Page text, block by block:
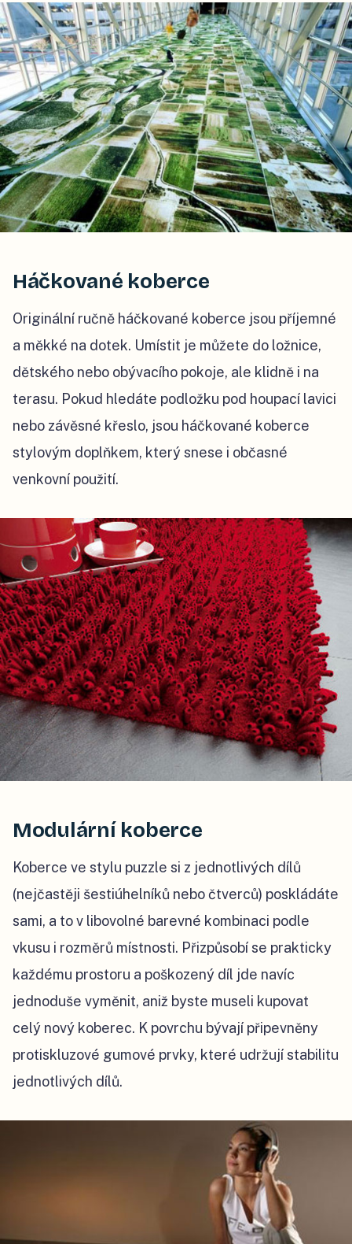
Háčkované koberce
Originální ručně háčkované koberce jsou příjemné
a měkké na dotek. Umístit je můžete do ložnice,
dětského nebo obývacího pokoje, ale klidně i na
terasu. Pokud hledáte podložku pod houpací lavici
nebo závěsné křeslo, jsou háčkované koberce
stylovým doplňkem, který snese i občasné
venkovní použití.
Modulární koberce
Koberce ve stylu puzzle si z jednotlivých dílů
(nejčastěji šestiúhelníků nebo čtverců) poskládáte
sami, a to v libovolné barevné kombinaci podle
vkusu i rozměrů místnosti. Přizpůsobí se prakticky
každému prostoru a poškozený díl jde navíc
jednoduše vyměnit, aniž byste museli kupovat
celý nový koberec. K povrchu bývají připevněny
protiskluzové gumové prvky, které udržují stabilitu
jednotlivých dílů.